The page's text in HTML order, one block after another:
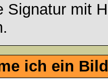
Signatur mit
ich ein